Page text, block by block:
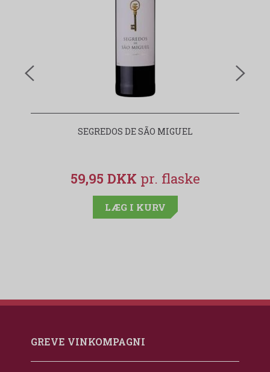
SEGREDOS DE SÃO MIGUEL
59,95 DKK
LÆG I KURV
GREVE VINKOMPAGNI